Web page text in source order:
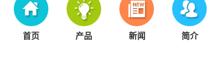
首页 产品 新闻 简介